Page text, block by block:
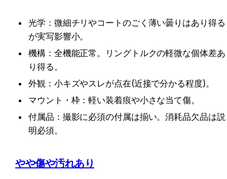
光学：微細チリやコートのごく薄い曇りはあり得る
が実写影響小。
機構：全機能正常。リングトルクの軽微な個体差あ
り得る。
外観：小キズやスレが点在(近接で分かる程度)。
マウント・枠：軽い装着痕や小さな当て傷。
付属品：撮影に必須の付属は揃い。消耗品欠品は説
明必須。
やや傷や汚れあり